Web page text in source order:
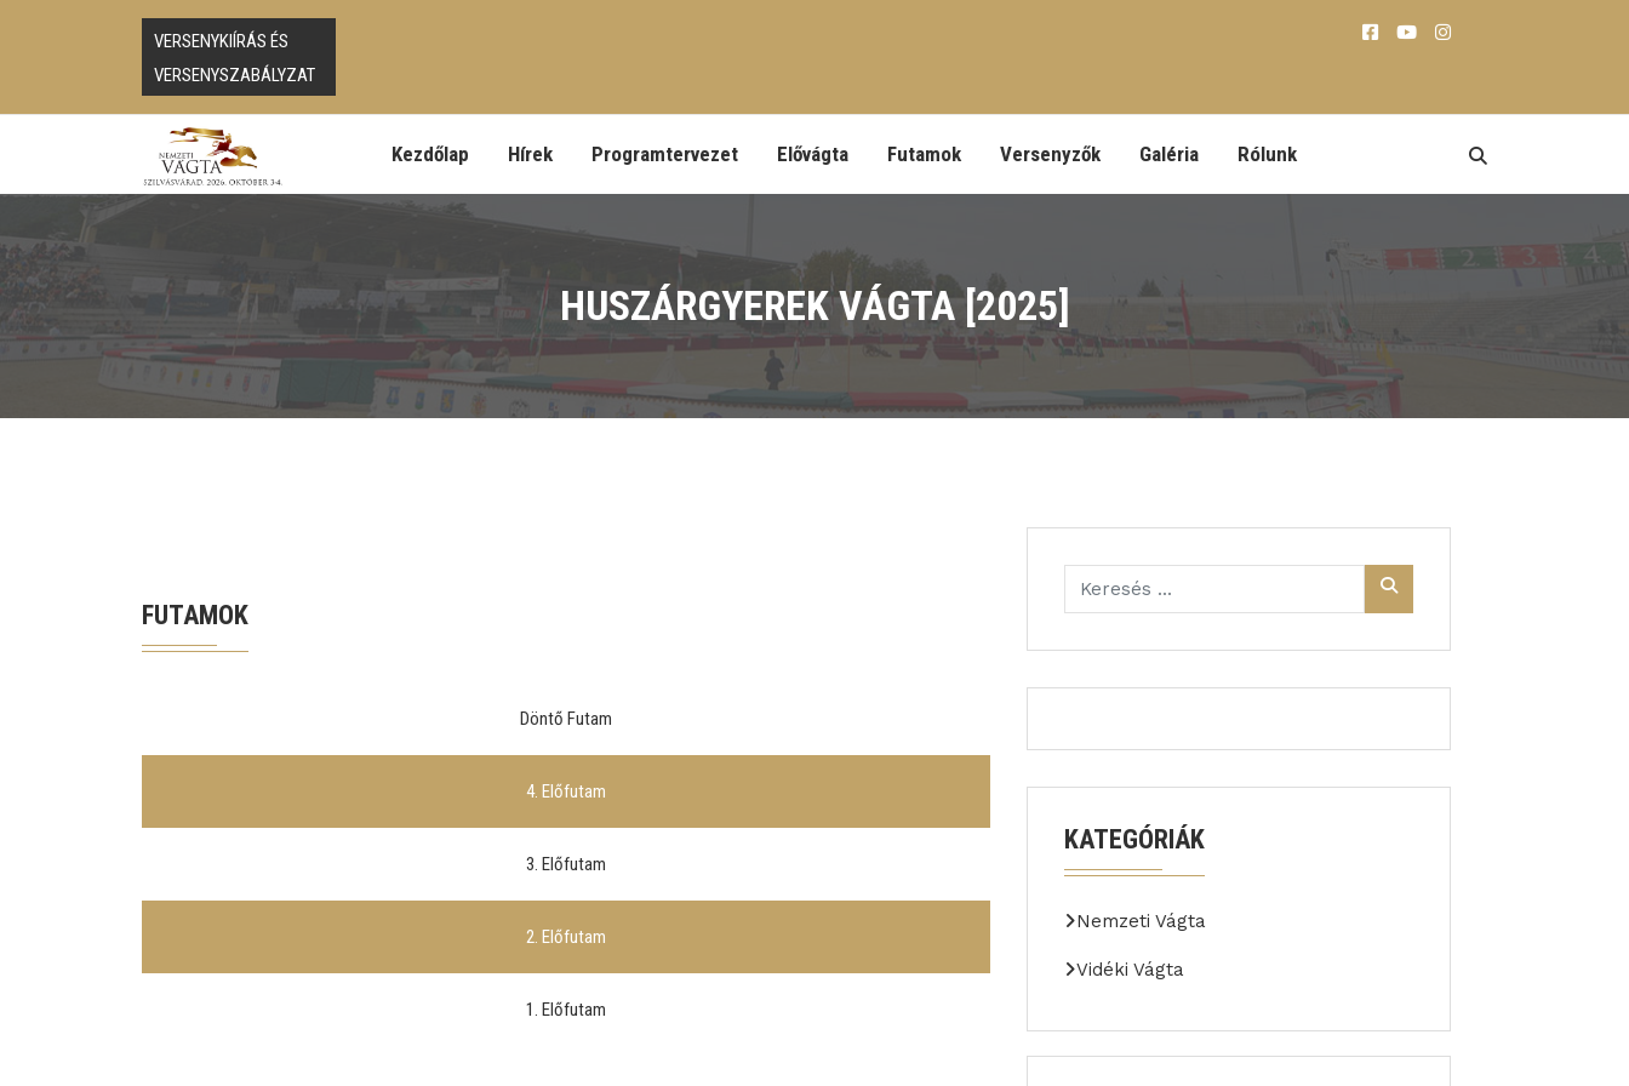
VERSENYKIÍRÁS ÉS
VERSENYSZABÁLYZAT
Kezdőlap Hírek Programtervezet Elővágta Futamok Versenyzők Galéria Rólunk
HUSZÁRGYEREK VÁGTA [2025]
FUTAMOK
Döntő Futam
4. Előfutam
3. Előfutam
2. Előfutam
1. Előfutam
KATEGÓRIÁK
Nemzeti Vágta
Vidéki Vágta